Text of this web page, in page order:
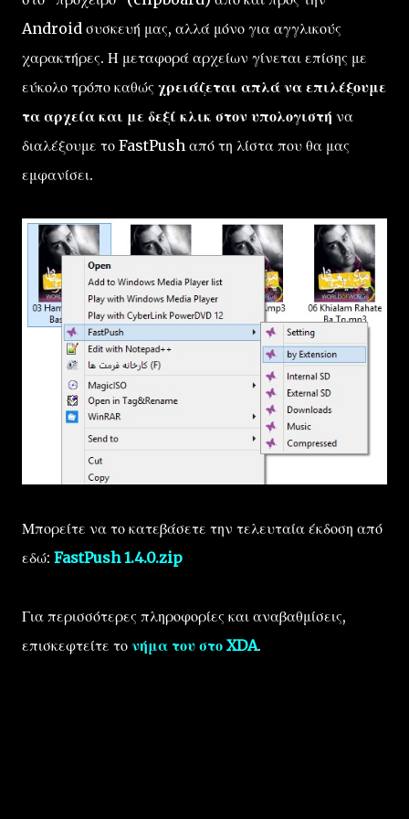
Android συσκευή μας, αλλά μόνο για αγγλικούς
χαρακτήρες. Η μεταφορά αρχείων γίνεται επίσης με
εύκολο τρόπο καθώς χρειάζεται απλά να επιλέξουμε
τα αρχεία και με δεξί κλικ στον υπολογιστή να
διαλέξουμε το FastPush από τη λίστα που θα μας
εμφανίσει.
Μπορείτε να το κατεβάσετε την τελευταία έκδοση από
εδώ: FastPush 1.4.0.zip
Για περισσότερες πληροφορίες και αναβαθμίσεις,
επισκεφτείτε το νήμα του στο XDA.